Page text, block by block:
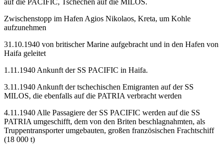
Zwischenstopp im Hafen Agios Nikolaos, Kreta, um Kohle
aufzunehmen
31.10.1940 von britischer Marine aufgebracht und in den Hafen von
Haifa geleitet
1.11.1940 Ankunft der SS PACIFIC in Haifa.
3.11.1940 Ankunft der tschechischen Emigranten auf der SS
MILOS, die ebenfalls auf die PATRIA verbracht werden
4.11.1940 Alle Passagiere der SS PACIFIC werden auf die SS
PATRIA umgeschifft, dem von den Briten beschlagnahmten, als
Truppentransporter umgebauten, großen französischen Frachtschiff
(18 000 t)